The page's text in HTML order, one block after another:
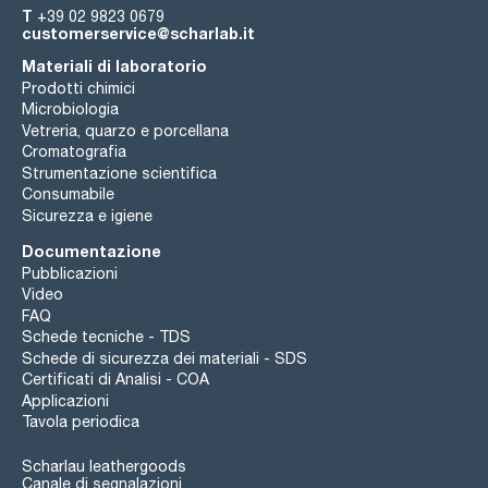
T +39 02 9823 0679
customerservice@scharlab.it
Materiali di laboratorio
Prodotti chimici
Microbiologia
Vetreria, quarzo e porcellana
Cromatografia
Strumentazione scientifica
Consumabile
Sicurezza e igiene
Documentazione
Pubblicazioni
Video
FAQ
Schede tecniche - TDS
Schede di sicurezza dei materiali - SDS
Certificati di Analisi - COA
Applicazioni
Tavola periodica
Scharlau leathergoods
Canale di segnalazioni